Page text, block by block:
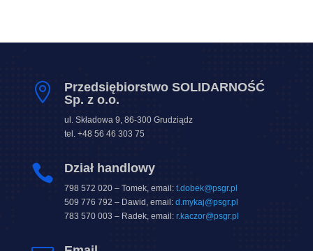

Przedsiębiorstwo SOLIDARNOŚĆ
Sp. z o.o.
ul. Składowa 9, 86-300 Grudziądz
tel. +48 56 46 303 75
 Dział handlowy
798 572 020 – Tomek, email: t.dobek@psgr.pl
509 776 792 – Dawid, email: d.mykaj@psgr.pl
783 570 003 – Radek, email: r.kaczor@psgr.pl